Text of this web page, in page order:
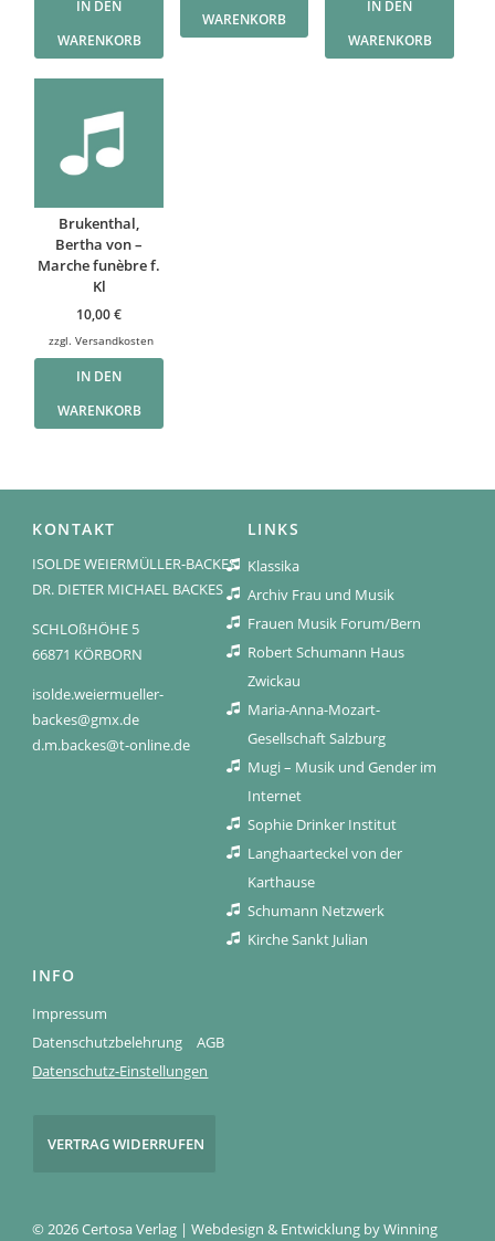
IN DEN
WARENKORB
WARENKORB
IN DEN
WARENKORB
Brukenthal,
Bertha von –
Marche funèbre f.
Kl
10,00€
zzgl.Versandkosten
IN DEN
WARENKORB
KONTAKT
ISOLDE WEIERMÜLLER-BACKES
DR. DIETER MICHAEL BACKES
SCHLOßHÖHE 5
66871 KÖRBORN
isolde.weiermueller-
backes@gmx.de
d.m.backes@t-online.de
LINKS
Klassika
Archiv Frau und Musik
Frauen Musik Forum/Bern
Robert Schumann Haus
Zwickau
Maria-Anna-Mozart-
Gesellschaft Salzburg
Mugi – Musik und Gender im
Internet
Sophie Drinker Institut
Langhaarteckel von der
Karthause
Schumann Netzwerk
Kirche Sankt Julian
INFO
Impressum
Datenschutzbelehrung
AGB
Datenschutz-Einstellungen
VERTRAG WIDERRUFEN
© 2026 Certosa Verlag | Webdesign & Entwicklung byWinning